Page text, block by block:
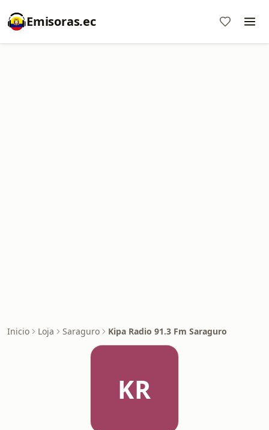
Emisoras.ec
Inicio Loja Saraguro Kipa Radio 91.3 Fm Saraguro
KR